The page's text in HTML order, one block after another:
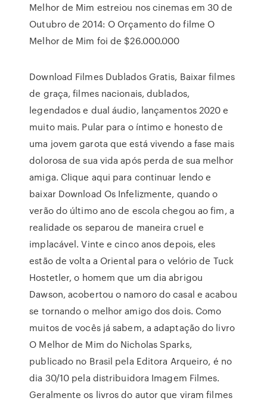
Melhor de Mim estreiou nos cinemas em 30 de
Outubro de 2014: O Orçamento do filme O
Melhor de Mim foi de $26.000.000
Download Filmes Dublados Gratis, Baixar filmes
de graça, filmes nacionais, dublados,
legendados e dual áudio, lançamentos 2020 e
muito mais. Pular para o íntimo e honesto de
uma jovem garota que está vivendo a fase mais
dolorosa de sua vida após perda de sua melhor
amiga. Clique aqui para continuar lendo e
baixar Download Os Infelizmente, quando o
verão do último ano de escola chegou ao fim, a
realidade os separou de maneira cruel e
implacável. Vinte e cinco anos depois, eles
estão de volta a Oriental para o velório de Tuck
Hostetler, o homem que um dia abrigou
Dawson, acobertou o namoro do casal e acabou
se tornando o melhor amigo dos dois. Como
muitos de vocês já sabem, a adaptação do livro
O Melhor de Mim do Nicholas Sparks,
publicado no Brasil pela Editora Arqueiro, é no
dia 30/10 pela distribuidora Imagem Filmes.
Geralmente os livros do autor que viram filmes